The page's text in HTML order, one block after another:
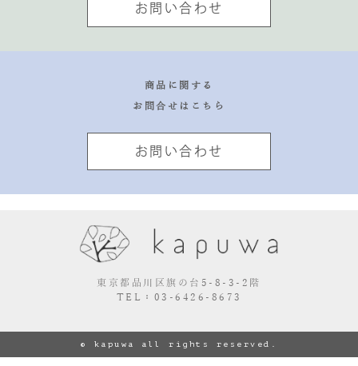
お問い合わせ
商品に関する
お問合せはこちら
お問い合わせ
東京都品川区旗の台5-8-3-2階
TEL：03-6426-8673
© kapuwa all rights reserved.